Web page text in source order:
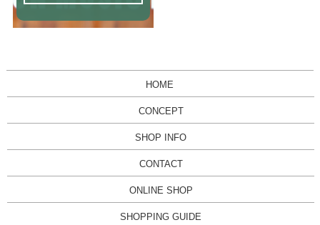
HOME
CONCEPT
SHOP INFO
CONTACT
ONLINE SHOP
SHOPPING GUIDE